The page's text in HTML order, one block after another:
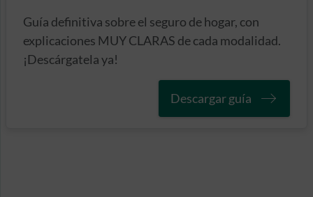
Guía definitiva sobre el seguro de hogar, con
explicaciones MUY CLARAS de cada modalidad.
¡Descárgatela ya!
Descargar guía